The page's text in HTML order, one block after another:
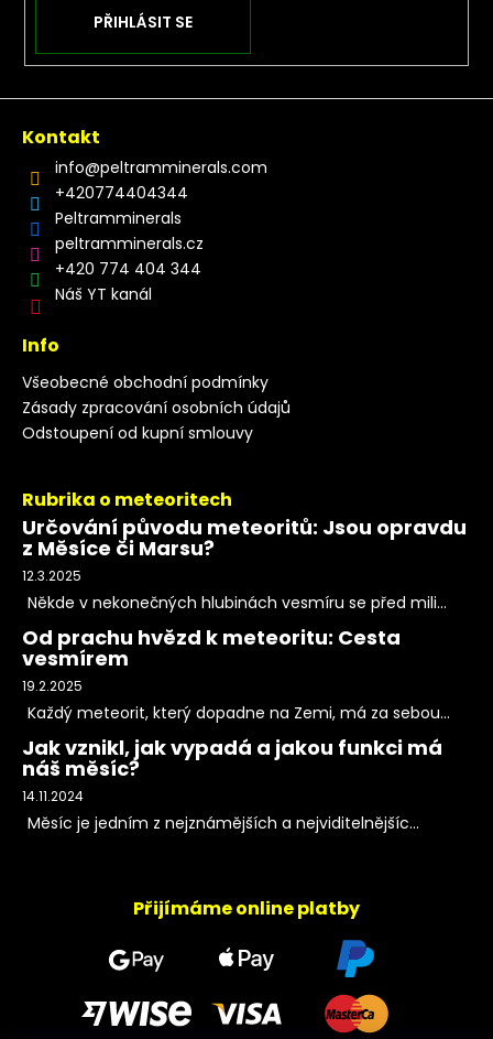
PŘIHLÁSIT SE
Kontakt
info@peltramminerals.com
+420774404344
Peltramminerals
peltramminerals.cz
+420 774 404 344
Náš YT kanál
Info
Všeobecné obchodní podmínky
Zásady zpracování osobních údajů
Odstoupení od kupní smlouvy
Rubrika o meteoritech
Určování původu meteoritů: Jsou opravdu
z Měsíce či Marsu?
12.3.2025
Někde v nekonečných hlubinách vesmíru se před mili...
Od prachu hvězd k meteoritu: Cesta
vesmírem
19.2.2025
Každý meteorit, který dopadne na Zemi, má za sebou...
Jak vznikl, jak vypadá a jakou funkci má
náš měsíc?
14.11.2024
Měsíc je jedním z nejznámějších a nejviditelnějšíc...
Přijímáme online platby